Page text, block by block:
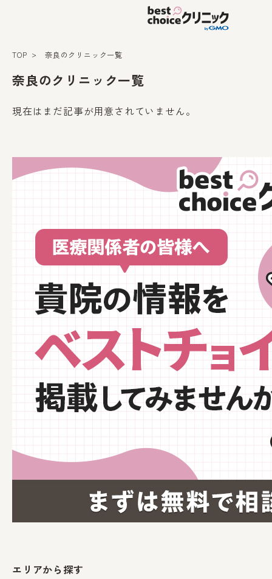
TOP 奈良のクリニック一覧
奈良のクリニック一覧
現在はまだ記事が用意されていません。
エリアから探す